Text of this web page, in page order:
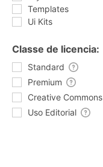
Templates
Ui Kits
Classe de licencia:
Standard
Premium
Creative Commons
Uso Editorial